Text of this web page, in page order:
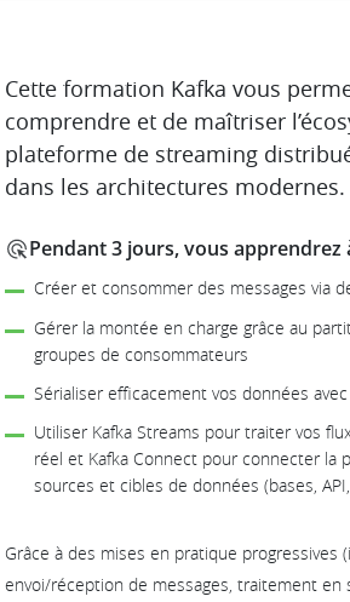
DESCRIPTION
Cette formation Kafka vous
comprendre et de maîtriser
plateforme de streaming
dans les architectures modernes.
Pendant 3 jours, vous apprendrez
Créer et consommer des messages via
Gérer la montée en charge grâce au
groupes de consommateurs
Sérialiser efficacement vos données
Utiliser Kafka Streams pour traiter vos
réel et Kafka Connect pour connecter la
sources et cibles de données (bases,
Grâce à des mises en pratique progressives
envoi/réception de messages, traitement en